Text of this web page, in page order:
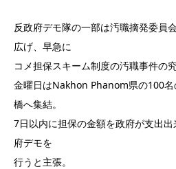
反政府デモ隊の一部は汚職摘発委員
広げ、早急に
コメ担保スキーム制度の汚職事件の
金曜日はNakhon Phanom県の100
橋へ集結。
7日以内に担保の金額を政府が支出
府デモを
行うと主張。